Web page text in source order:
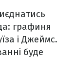
графиня
і Джеймс.
буде